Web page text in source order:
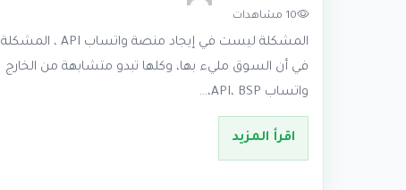
10 مشاهدات
المشكلة ليست في إيجاد منصة واتساب API ، المشكلة
في أن السوق مليء بها، وكلها تبدو متشابهة من الخارج
واتساب API، BSP،…
اقرأ المزيد